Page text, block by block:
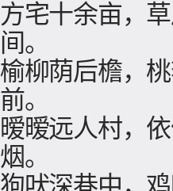
方宅十余亩，
间。
榆柳荫后檐，
前。
暧暧远人村，
烟。
狗吠深巷中，